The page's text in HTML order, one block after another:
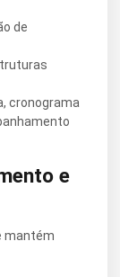
de
cronograma
e
mantém